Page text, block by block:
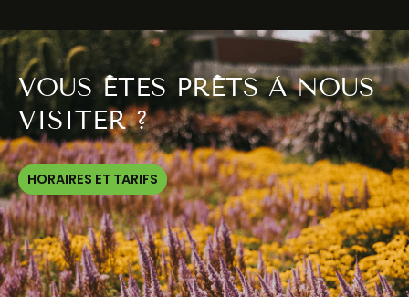
VOUS ÊTES PRÊTS À NOUS
VISITER ?
HORAIRES ET TARIFS